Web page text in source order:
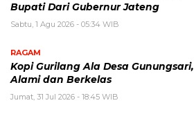
Bupati Dari Gubernur Jateng
Sabtu, 1 Agu 2026 - 05:34 WIB
RAGAM
Kopi Gurilang Ala Desa Gunungsari,
Alami dan Berkelas
Jumat, 31 Jul 2026 - 18:45 WIB